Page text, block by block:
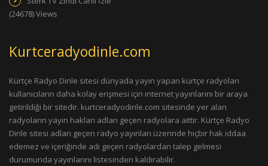
(24678) Views
Kurtceradyodinle.com
Kürtçe Radyo Dinle sitesi dünyada yayın yapan kürtçe radyoları
kullanıcıların daha kolay erişmesi için internet yayınlarını bir araya
getirildiği bir sitedir. kurtceradyodinle.com sitesinde yer alan
radyoların yayın hakları adları geçen radyolara aittir. Kürtçe Radyo
Dinle sitesi adları geçen radyo yayınları üzerinde hiçbir hak iddaa
edemez ve içeriğinde adı geçen radyolardan talep gelmesi
durumunda yayınlarını listesinden kaldırabilir.